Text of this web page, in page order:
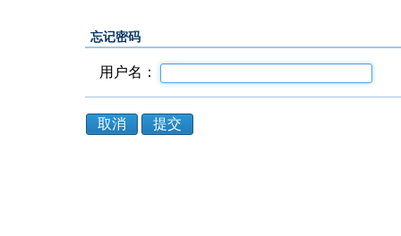
忘记密码
用户名：
取消 提交